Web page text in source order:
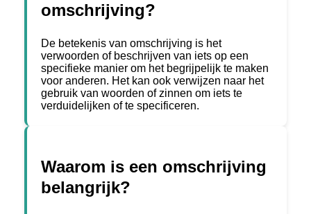
omschrijving?
De betekenis van omschrijving is het
verwoorden of beschrijven van iets op een
specifieke manier om het begrijpelijk te maken
voor anderen. Het kan ook verwijzen naar het
gebruik van woorden of zinnen om iets te
verduidelijken of te specificeren.
Waarom is een omschrijving
belangrijk?